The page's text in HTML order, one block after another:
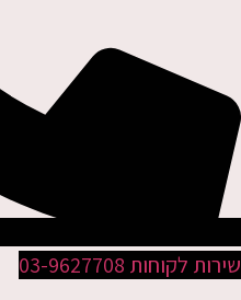
לקוחות 03-9627708